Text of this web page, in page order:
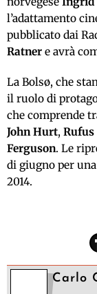
l’adattamento
pubblicato dai
Ratner e avrà
La Bolsø, che
il ruolo di
che comprende
John Hurt, Rufus
Ferguson. Le
di giugno per
2014.
Carlo